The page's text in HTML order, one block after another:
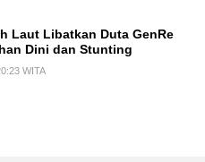
Laut Libatkan Duta GenRe
Dini dan Stunting
WITA